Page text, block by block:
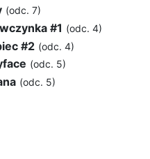
(odc. 7)
#1 (odc. 4)
#2 (odc. 4)
(odc. 5)
(odc. 5)